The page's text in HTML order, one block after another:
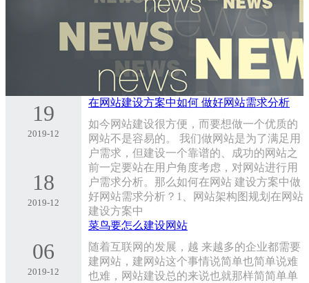
19
2019-12
在网站建设方案中如何 做好网站需求分析
如今网站建设很方便，而要想做一个优质的
网站不是容易的。 我们做网站是为了满足用
户需求，但建设一个靠谱的、成功的网站之
前一定要站在用户角度考虑，对网站进行用
户需求分析。那么如何在网站 建设方案中做
好网站需求分析？1、网站架构图规划在网站
建设方案中
18
2019-12
菜鸟要怎么建设网站
随着互联网的发展，越 来越多的企业都需要
建网站，建网站这个事情说简单也简单说难
也难，网站建设总的来说也就那样简简单单
06
2019-12